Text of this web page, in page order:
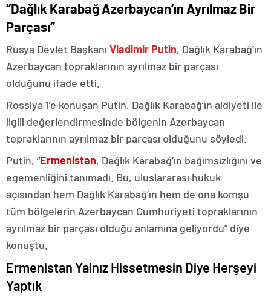
“Dağlık Karabağ Azerbaycan’ın Ayrılmaz Bir
Parçası”
Rusya Devlet Başkanı Vladimir Putin, Dağlık Karabağ’ın
Azerbaycan topraklarının ayrılmaz bir parçası
olduğunu ifade etti.
Rossiya 1’e konuşan Putin, Dağlık Karabağ’ın aidiyeti ile
ilgili değerlendirmesinde bölgenin Azerbaycan
topraklarının ayrılmaz bir parçası olduğunu söyledi.
Putin, “Ermenistan, Dağlık Karabağ’ın bağımsızlığını ve
egemenliğini tanımadı. Bu, uluslararası hukuk
açısından hem Dağlık Karabağ’ın hem de ona komşu
tüm bölgelerin Azerbaycan Cumhuriyeti topraklarının
ayrılmaz bir parçası olduğu anlamına geliyordu” diye
konuştu.
Ermenistan Yalnız Hissetmesin Diye Herşeyi
Yaptık